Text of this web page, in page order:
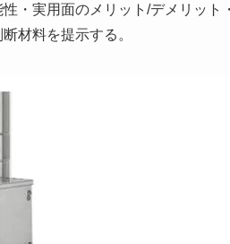
・実用面のメリット/デメリット
材料を提示する。